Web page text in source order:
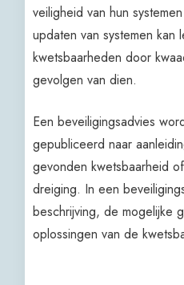
veiligheid van hun
updaten van systemen kan
kwetsbaarheden door
gevolgen van dien.
Een beveiligingsadvies
gepubliceerd naar
gevonden kwetsbaarheid
dreiging. In een
beschrijving, de mogelijke
oplossingen van de